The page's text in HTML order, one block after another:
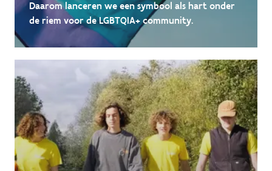
Daarom lanceren we een symbool als hart onder
de riem voor de LGBTQIA+ community.